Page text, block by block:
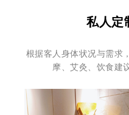
私人定
根据客人身体状况与需求
摩、艾灸、饮食建